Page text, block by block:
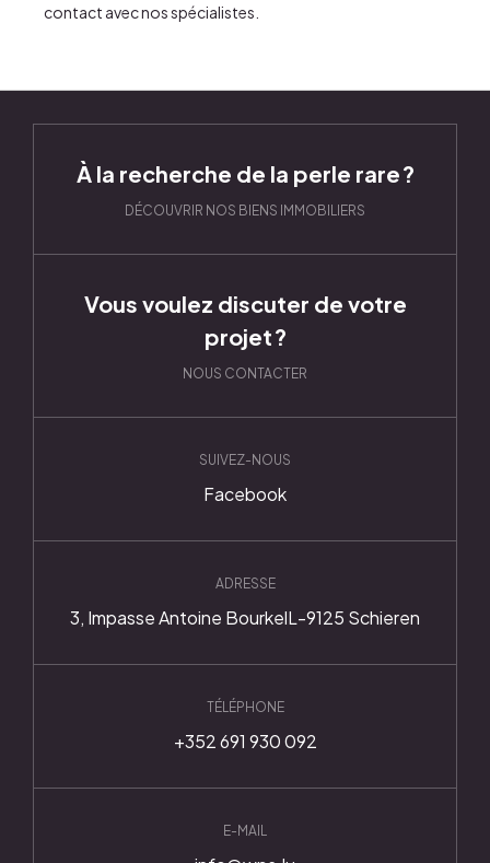
contact avec nos spécialistes
À la recherche de la perle rare ?
DÉCOUVRIR NOS BIENS IMMOBILIERS
Vous voulez discuter de votre
projet ?
NOUS CONTACTER
SUIVEZ-NOUS
Facebook
ADRESSE
3, Impasse Antoine BourkelL-9125 Schieren
TÉLÉPHONE
+352 691 930 092
E-MAIL